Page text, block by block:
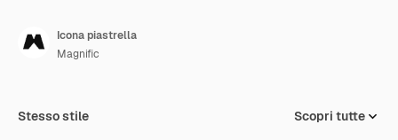
Icona piastrella
Magnific
Stesso stile Scopri tutte